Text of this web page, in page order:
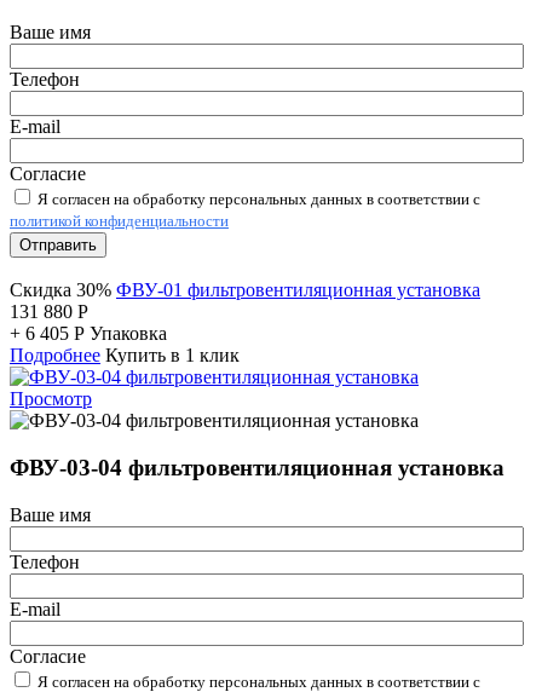
Ваше имя
Телефон
E-mail
Согласие
Я согласен на обработку персональных данных в соответствии с
политикой конфиденциальности
Отправить
Скидка 30% ФВУ-01 фильтровентиляционная установка
131 880 Р
+ 6 405 Р Упаковка
Подробнее Купить в 1 клик
Просмотр
ФВУ-03-04 фильтровентиляционная установка
Ваше имя
Телефон
E-mail
Согласие
Я согласен на обработку персональных данных в соответствии с